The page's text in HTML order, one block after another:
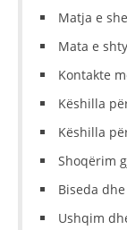
Matja e
Mata e
Kontakte
Këshilla
Këshilla
Shoqërim
Biseda
Ushqim